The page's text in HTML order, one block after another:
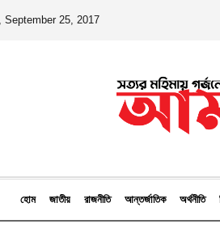
September 25, 2017
হোম জাতীয় রাজনীতি আন্তর্জাতিক অর্থনীতি